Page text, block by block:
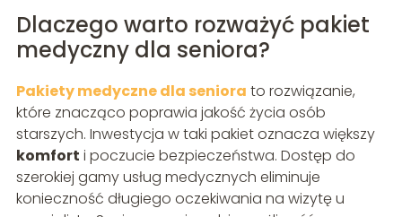
Dlaczego warto rozważyć pakiet
medyczny dla seniora?
Pakiety medyczne dla seniora to rozwiązanie,
które znacząco poprawia jakość życia osób
starszych. Inwestycja w taki pakiet oznacza większy
komfort i poczucie bezpieczeństwa. Dostęp do
szerokiej gamy usług medycznych eliminuje
konieczność długiego oczekiwania na wizytę u